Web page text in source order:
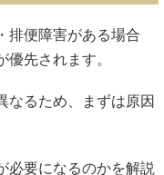
排便障害がある場合
先されます。
なるため、まずは原因
必要になるのかを解説